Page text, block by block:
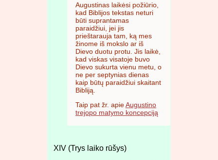
Augustinas laikėsi požiūrio,
kad Biblijos tekstas neturi
būti suprantamas
paraidžiui, jei jis
prieštarauja tam, ką mes
žinome iš mokslo ar iš
Dievo duotu protu. Jis laikė,
kad viskas visatoje buvo
Dievo sukurta vienu metu, o
ne per septynias dienas
kaip būtų paraidžiui skaitant
Bibliją.
Taip pat žr. apieAugustino
trejopo matymo koncepciją
XIV (Trys laiko rūšys)